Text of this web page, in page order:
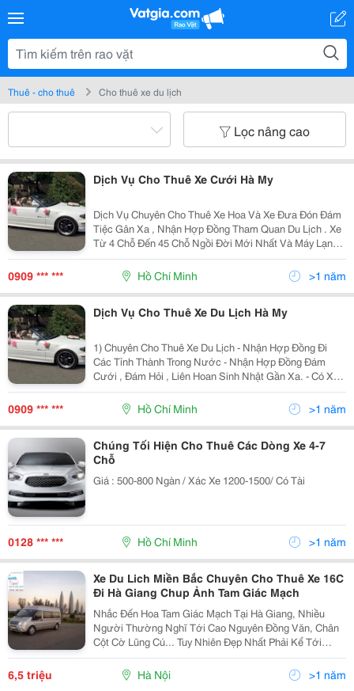
Thuê - cho thuê Cho thuê xe du lịch
Lọc nâng cao
Dịch Vụ Cho Thuê Xe Cưới Hà My
Dịch Vụ Chuyên Cho Thuê Xe Hoa Và Xe Đưa Đón Đám
Tiệc Gân Xa , Nhận Hợp Đồng Tham Quan Du Lịch . Xe
Từ 4 Chỗ Đến 45 Chỗ Ngồi Đời Mới Nhất Và Máy Lạnh .
Vv..... Đê Biết Thêm Nhiều Hình Thức Khác Xin Vui
Lòng Tell : 0909173458 Gặp A Đức Hoặc 0909682458
0909 *** *** Hồ Chí Minh >1 năm
Dịch Vụ Cho Thuê Xe Du Lịch Hà My
1) Chuyên Cho Thuê Xe Du Lịch - Nhận Hợp Đồng Đi
Các Tỉnh Thành Trong Nước - Nhận Hợp Đồng Đám
Cưới , Đám Hỏi , Liên Hoan Sinh Nhật Gần Xa. - Có Xe
Hoa Đời Mới - Nhận Đưa Đón Sân Bay - Hợp Đồng Công
Ty Dài Hạn Va Ngắn Hạn - Tài Xế Nhiệt Tình Vui Vẻ ,
0909 *** *** Hồ Chí Minh >1 năm
Chúng Tối Hiện Cho Thuê Các Dòng Xe 4-7
Chỗ
Giá : 500-800 Ngàn / Xác Xe 1200-1500/ Có Tài
0128 *** *** Hồ Chí Minh >1 năm
Xe Du Lich Miền Bắc Chuyên Cho Thuê Xe 16C
Đi Hà Giang Chup Ảnh Tam Giác Mạch
Nhắc Đến Hoa Tam Giác Mạch Tại Hà Giang, Nhiều
Người Thường Nghĩ Tới Cao Nguyên Đồng Văn, Chân
Cột Cờ Lũng Cú... Tuy Nhiên Đẹp Nhất Phải Kể Tới
Huyện Xí Mần. Huyện Xí Mần Nằm Ở Phía Tây Bắc Của
Hà Giang. Phía Bắc Giáp Trung Quốc, Phía Tây Giáp
6,5 triệu Hà Nội >1 năm